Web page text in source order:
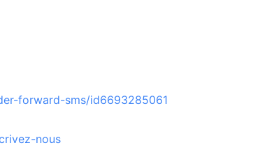
forward-sms/id6693285061
nous